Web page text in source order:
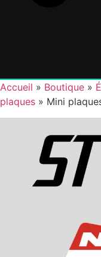
Accueil » Boutique »
plaques » Mini